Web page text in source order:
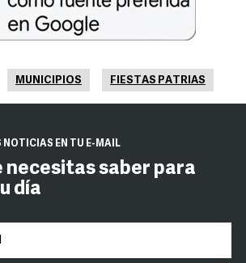
MUNICIPIOS FIESTAS PATRIAS
NOTICIAS EN TU E-MAIL
necesitas saber para
día